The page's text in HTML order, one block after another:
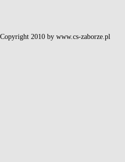
Copyright 2010 by www.cs-zaborze.pl